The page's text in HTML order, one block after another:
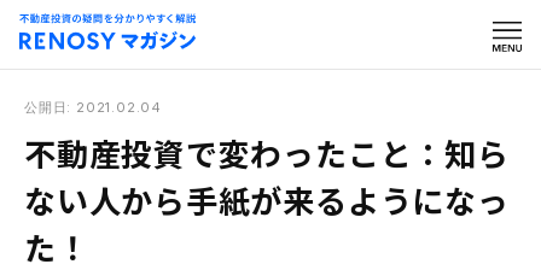
公開日: 2021.02.04
不動産投資で変わったこと：知ら
ない人から手紙が来るようになっ
た！